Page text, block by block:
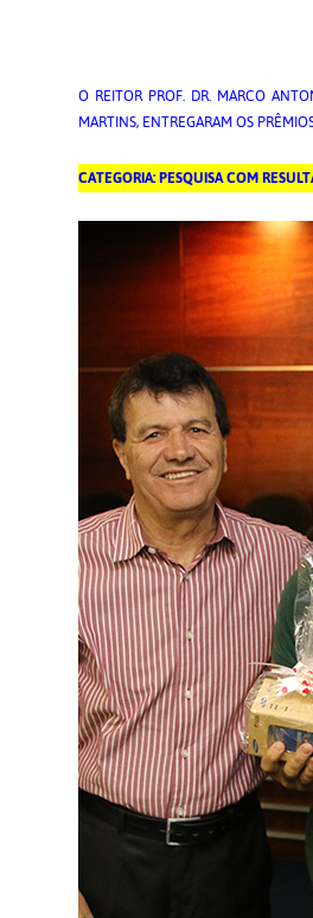
O REITOR PROF. DR. MARCO
MARTINS, ENTREGARAM OS
CATEGORIA: PESQUISA COM